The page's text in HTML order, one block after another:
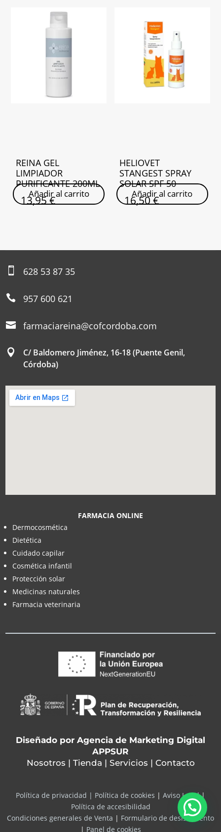
REINA GEL
LIMPIADOR
PURIFICANTE 200ML
13,95€
Añadir al carrito
HELIOVET
STANGEST SPRAY
SOLAR SPF 50
16,50€
Añadir al carrito
 628 53 87 35
 957 600 621
 farmaciareina@cofcordoba.com

C/ Baldomero Jiménez, 16-18 (Puente Genil,
Córdoba)
FARMACIA ONLINE
Dermocosmética
Dietética
Cuidado capilar
Cosmética infantil
Protección solar
Medicinas naturales
Farmacia veterinaria
Diseñado por Agencia de Marketing Digital
APPSUR
Nosotros | Tienda | Servicios | Contacto
Política de privacidad | Política de cookies | Aviso Legal|
Política de accesibilidad
Condiciones generales de Venta | Formulario de desistimiento
| Panel de cookies